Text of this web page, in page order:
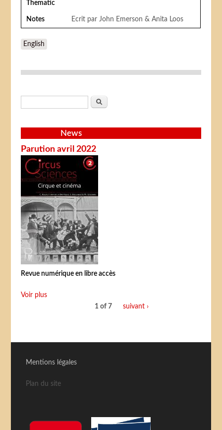
Thematic
Notes Ecrit par John Emerson & Anita Loos
English
Search
News
Parution avril 2022
Revue numérique en libre accès
Voir plus
1 of 7
suivant ›
Mentions légales
Plan du site